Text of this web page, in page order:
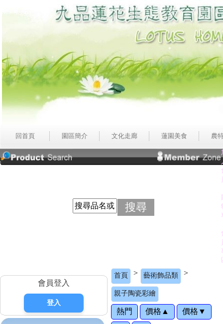
回首頁 園區簡介 文化走廊 蓮園美食 農
搜尋
會員登入
首頁 > 藝術飾品類 >
親子陶瓷彩繪
熱門 價格▲ 價格▼